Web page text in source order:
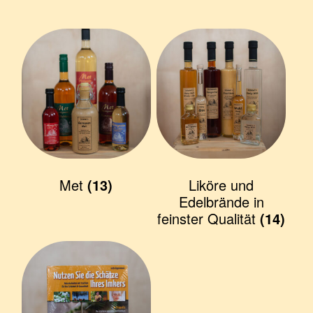
Met(13)
Liköre und
Edelbrände in
feinster Qualität(14)